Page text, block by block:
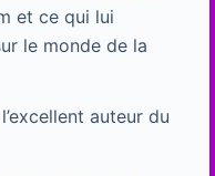
et ce qui lui
le monde de la
auteur du